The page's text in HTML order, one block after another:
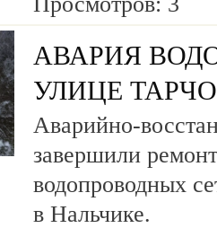
АВАРИЯ
УЛИЦЕ
Аварийно-
завершили
водопроводных
в Нальчике.